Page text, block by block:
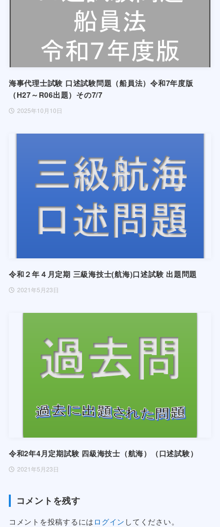
海事代理士試験 口述試験問題（船員法）令和7年度版
（H27～R06出題）その7/7
2025年10月10日
令和２年４月定期 三級海技士(航海)口述試験 出題問題
2021年5月23日
令和2年4月定期試験 四級海技士（航海）（口述試験）
2021年5月23日
コメントを残す
コメントを投稿するにはログイン してください。